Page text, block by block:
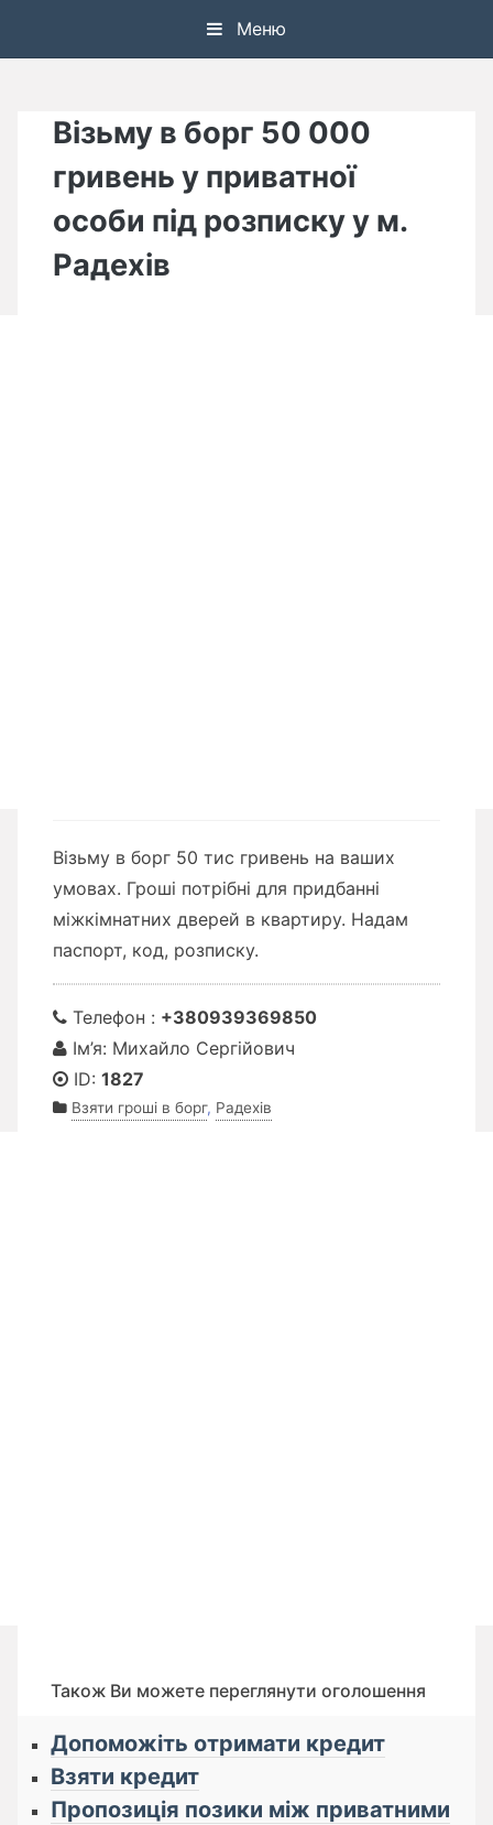
Меню
Візьму в борг 50 000
гривень у приватної
особи під розписку у м.
Радехів
Візьму в борг 50 тис гривень на ваших
умовах. Гроші потрібні для придбанні
міжкімнатних дверей в квартиру. Надам
паспорт, код, розписку.
Телефон : +380939369850
Ім’я: Михайло Сергійович
ID: 1827
Взяти гроші в борг, Радехів
Також Ви можете переглянути оголошення
Допоможіть отримати кредит
Взяти кредит
Пропозиція позики між приватними